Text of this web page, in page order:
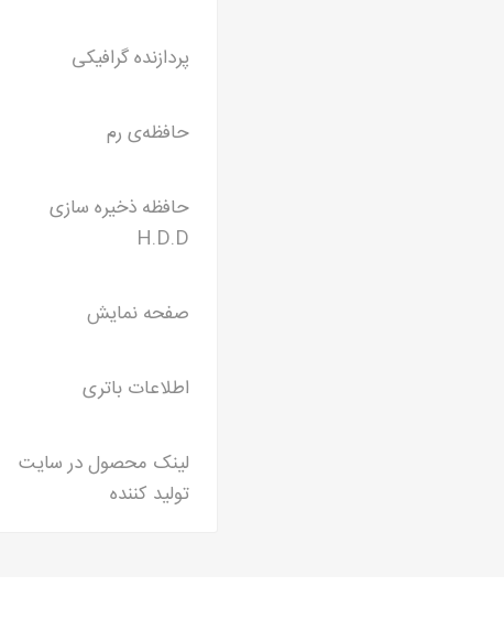
پردازنده گرافیکی
حافظه‌ی رم
حافظه ذخیره سازی
H.D.D
صفحه نمایش
اطلاعات باتری
لینک محصول در سایت
تولید کننده